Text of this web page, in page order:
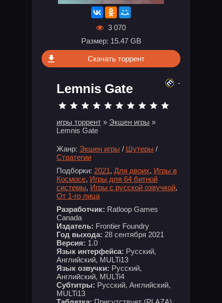
3 070
Размер: 15.47 GB
Скачать торрент
Lemnis Gate
игры торрент » Экшен игры »
Lemnis Gate
Жанр: Экшен игры / Шутеры /
Стратегии
Подборки: 2021, Для двоих, Игры в
Космосе, Игры для 64 битной
системы, Игры с русской озвучкой,
От 1-го лица
Разработчик: Ratloop Games
Canada
Издатель: Frontier Foundry
Год выхода: 28 сентября 2021
Версия: 1.0
Язык интерфейса: Русский,
Английский, MULTi13
Язык озвучки: Русский,
Английский, MULTi4
Субтитры: Русский, Английский,
MULTi13
-